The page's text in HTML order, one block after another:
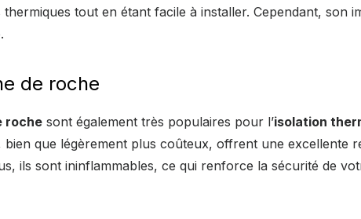
tout en étant facile à installer. Cependant, son
de roche
roche sont également très populaires pour l’isolation
bien que légèrement plus coûteux, offrent une excellente
ils sont ininflammables, ce qui renforce la sécurité de